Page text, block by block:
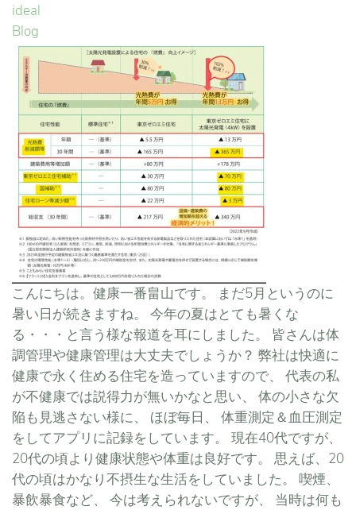
ideal
Blog
こんにちは。健康一番畠山です。 まだ5月というのに
暑い日が続きますね。 今年の夏はとても暑くな
る・・・と言う様な報道を耳にしました。 皆さんは体
調管理や健康管理は大丈夫でしょうか？ 弊社は快適に
健康で永く住める住宅を造っていますので、 代表の私
が不健康では説得力が無いかなと思い、 体の小さな欠
陥も見逃さない様に、 ほぼ毎日、 体重測定＆血圧測定
をしてアプリに記録をしています。 現在40代ですが、
20代の頃より健康状態や体重は良好です。 思えば、20
代の頃はかなり不摂生な生活をしていました。 喫煙、
暴飲暴食など、 今は考えられないですが、 当時は何も